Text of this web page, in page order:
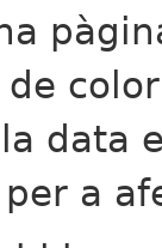
data
a